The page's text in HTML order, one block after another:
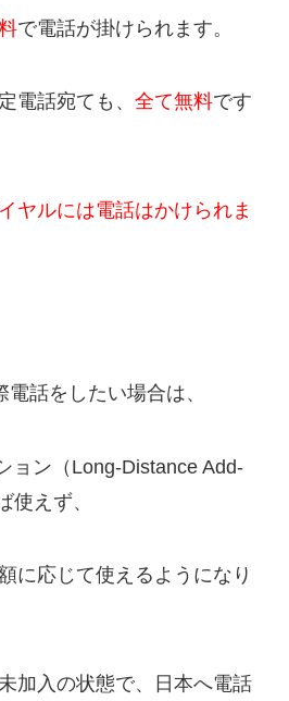
で電話が掛けられます。
電話宛ても、 全て無料です
ヤルには電話はかけられま
話をしたい場合は、
ョン（Long-Distance Add-
使えず、
に応じて使えるようになり
加入の状態で、日本へ電話